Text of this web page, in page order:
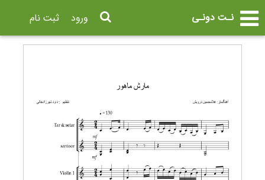
نـت دونـی ثبت نام ورود